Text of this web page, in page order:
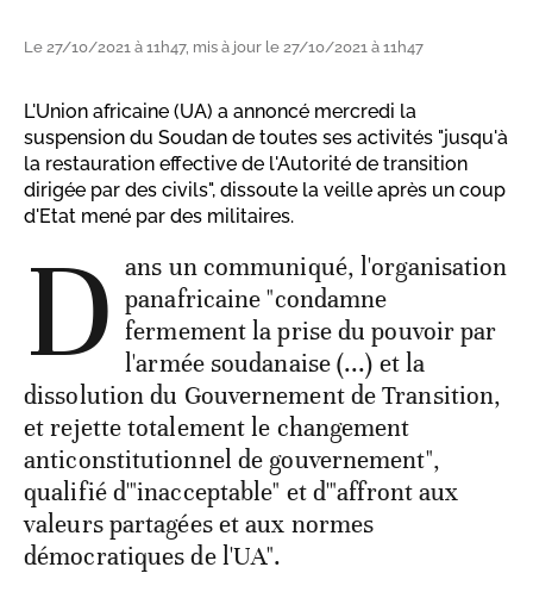
Le 27/10/2021 à 11h47, mis à jour le 27/10/2021 à 11h47
L'Union africaine (UA) a annoncé mercredi la
suspension du Soudan de toutes ses activités "jusqu'à
la restauration effective de l'Autorité de transition
dirigée par des civils", dissoute la veille après un coup
d'Etat mené par des militaires.
D ans un communiqué, l'organisation
panafricaine "condamne
fermement la prise du pouvoir par
l'armée soudanaise (...) et la
dissolution du Gouvernement de Transition,
et rejette totalement le changement
anticonstitutionnel de gouvernement",
qualifié d'"inacceptable" et d'"affront aux
valeurs partagées et aux normes
démocratiques de l'UA".